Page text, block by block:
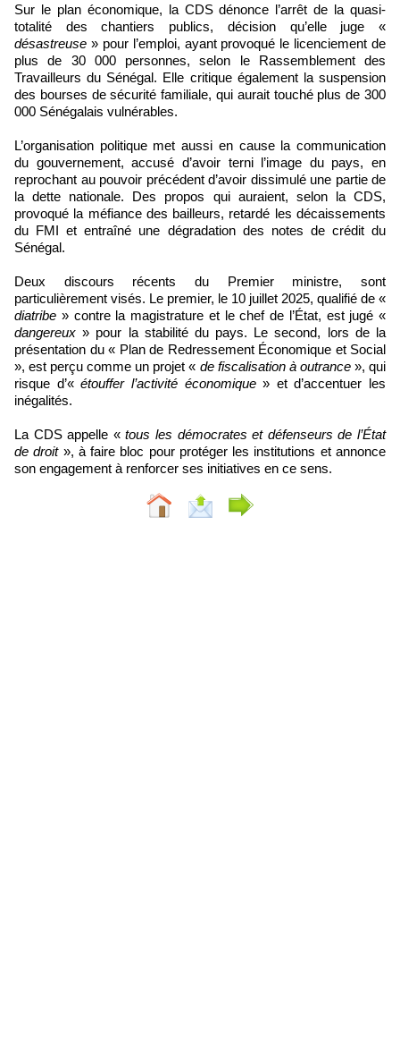
Sur le plan économique, la CDS dénonce l’arrêt de la quasi-
totalité des chantiers publics, décision qu’elle juge «
désastreuse » pour l’emploi, ayant provoqué le licenciement de
plus de 30 000 personnes, selon le Rassemblement des
Travailleurs du Sénégal. Elle critique également la suspension
des bourses de sécurité familiale, qui aurait touché plus de 300
000 Sénégalais vulnérables.
L’organisation politique met aussi en cause la communication
du gouvernement, accusé d’avoir terni l’image du pays, en
reprochant au pouvoir précédent d’avoir dissimulé une partie de
la dette nationale. Des propos qui auraient, selon la CDS,
provoqué la méfiance des bailleurs, retardé les décaissements
du FMI et entraîné une dégradation des notes de crédit du
Sénégal.
Deux discours récents du Premier ministre, sont
particulièrement visés. Le premier, le 10 juillet 2025, qualifié de «
diatribe » contre la magistrature et le chef de l’État, est jugé «
dangereux » pour la stabilité du pays. Le second, lors de la
présentation du « Plan de Redressement Économique et Social
», est perçu comme un projet « de fiscalisation à outrance», qui
risque d’«étouffer l’activité économique» et d’accentuer les
inégalités.
La CDS appelle «tous les démocrates et défenseurs de l’État
de droit», à faire bloc pour protéger les institutions et annonce
son engagement à renforcer ses initiatives en ce sens.